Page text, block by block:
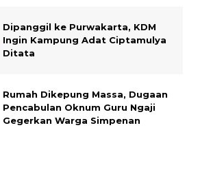
Dipanggil ke Purwakarta, KDM
Ingin Kampung Adat Ciptamulya
Ditata
Rumah Dikepung Massa, Dugaan
Pencabulan Oknum Guru Ngaji
Gegerkan Warga Simpenan